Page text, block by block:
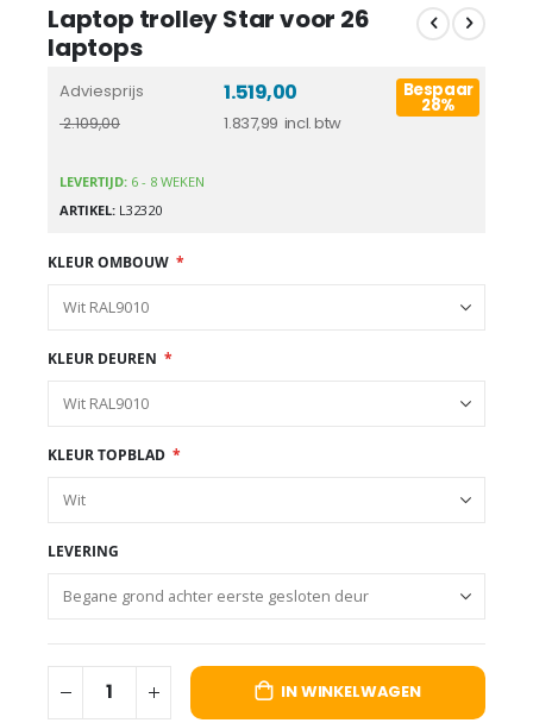
Laptop trolley Star voor 26
laptops
Adviesprijs
2.109,00 1.837,99
1.519,00 Bespaar
28%
LEVERTIJD: 6 - 8 WEKEN
ARTIKEL L32320
KLEUR OMBOUW
KLEUR DEUREN
KLEUR TOPBLAD
LEVERING
IN WINKELWAGEN